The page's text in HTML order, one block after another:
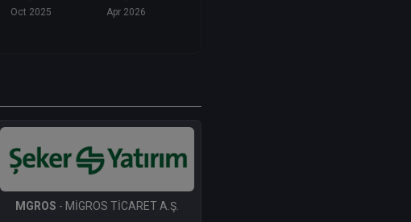
Oct 2025 Apr 2026
MGROS - MİGROS TİCARET A.Ş.